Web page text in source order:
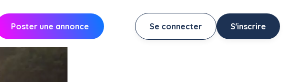
Poster une annonce Se connecter S'inscrire